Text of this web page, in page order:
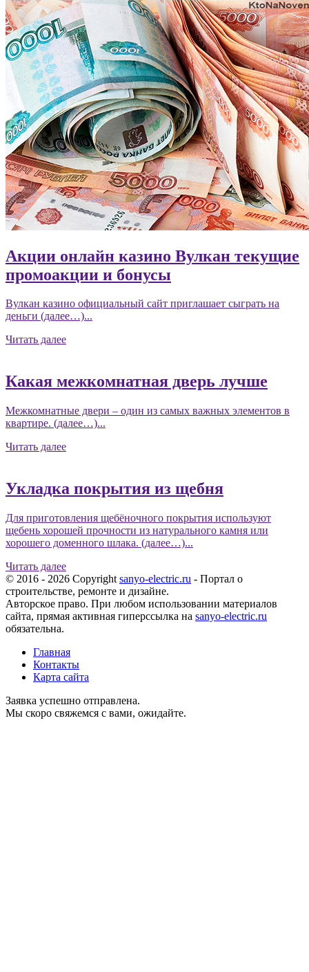
Акции онлайн казино Вулкан текущие
промоакции и бонусы
Вулкан казино официальный сайт приглашает сыграть на
деньги (далее…)...
Читать далее
Какая межкомнатная дверь лучше
Межкомнатные двери – один из самых важных элементов в
квартире. (далее…)...
Читать далее
Укладка покрытия из щебня
Для приготовления щебёночного покрытия используют
щебень хорошей прочности из натурального камня или
хорошего доменного шлака. (далее…)...
Читать далее
© 2016 - 2026 Copyright sanyo-electric.ru - Портал о
строительстве, ремонте и дизайне.
Авторское право. При любом использовании материалов
сайта, прямая активная гиперссылка на sanyo-electric.ru
обязательна.
Главная
Контакты
Карта сайта
Заявка успешно отправлена.
Мы скоро свяжемся с вами, ожидайте.